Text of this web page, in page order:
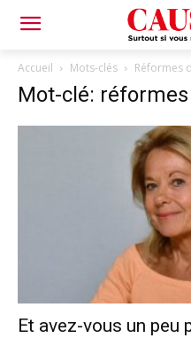
Accueil Mots-clés Réformes
Mot-clé:
Et avez-vous un peu